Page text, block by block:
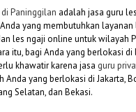
Paninggilan adalah jasa guru
yang membutuhkan layanan
les ngaji online untuk wilayah
itu, bagi Anda yang berlokasi di
khawatir karena jasa guru
Anda yang berlokasi di Jakarta,
Selatan, dan Bekasi.